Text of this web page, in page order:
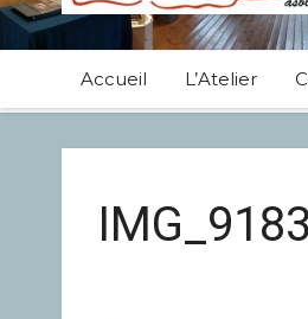
Accueil L’Atelier
IMG_9183